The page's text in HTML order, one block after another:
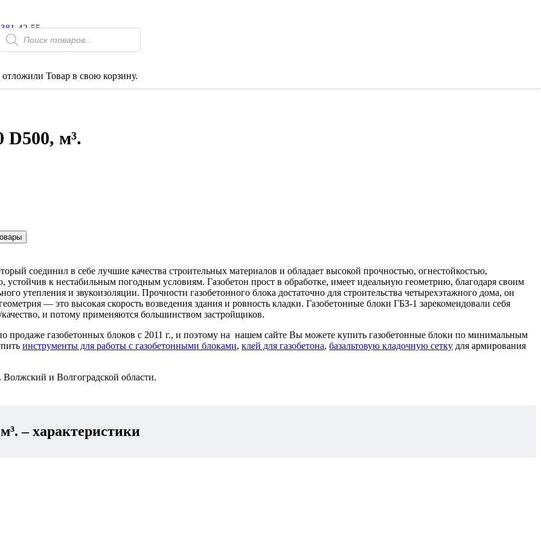
381-42-55
Поиск
товаров
Товар в свою корзину.
D500, м³.
соединил в себе лучшие качества строительных материалов и обладает высокой прочностью, огнестойкостью,
к нестабильным погодным условиям. Газобетон прост в обработке, имеет идеальную геометрию, благодаря своим
утепления и звукоизоляции. Прочности газобетонного блока достаточно для строительства четырехэтажного дома, он
— это высокая скорость возведения здания и ровность кладки. Газобетонные блоки ГБЗ-1 зарекомендовали себя
и потому применяются большинством застройщиков.
газобетонных блоков с 2011 г., и поэтому на нашем сайте Вы можете купить газобетонные блоки по минимальным
инструменты для работы с газобетонными блоками, клей для газобетона, базальтовую кладочную сетку для армирования
Волжский и Волгоградской области.
– характеристики